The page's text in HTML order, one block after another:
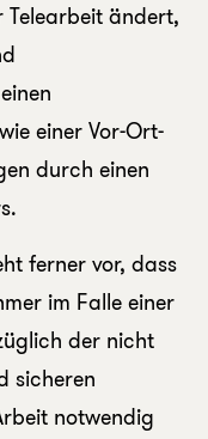
ändert,
einer Vor-Ort-
durch einen
ferner vor, dass
im Falle einer
der nicht
sicheren
notwendig